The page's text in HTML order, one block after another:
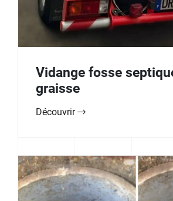
Vidange fosse
graisse
Découvrir